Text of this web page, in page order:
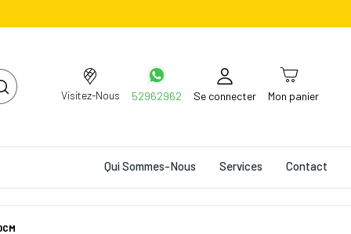
Visitez-Nous 52962962 Se connecter Mon panier
Qui Sommes-Nous Services Contact